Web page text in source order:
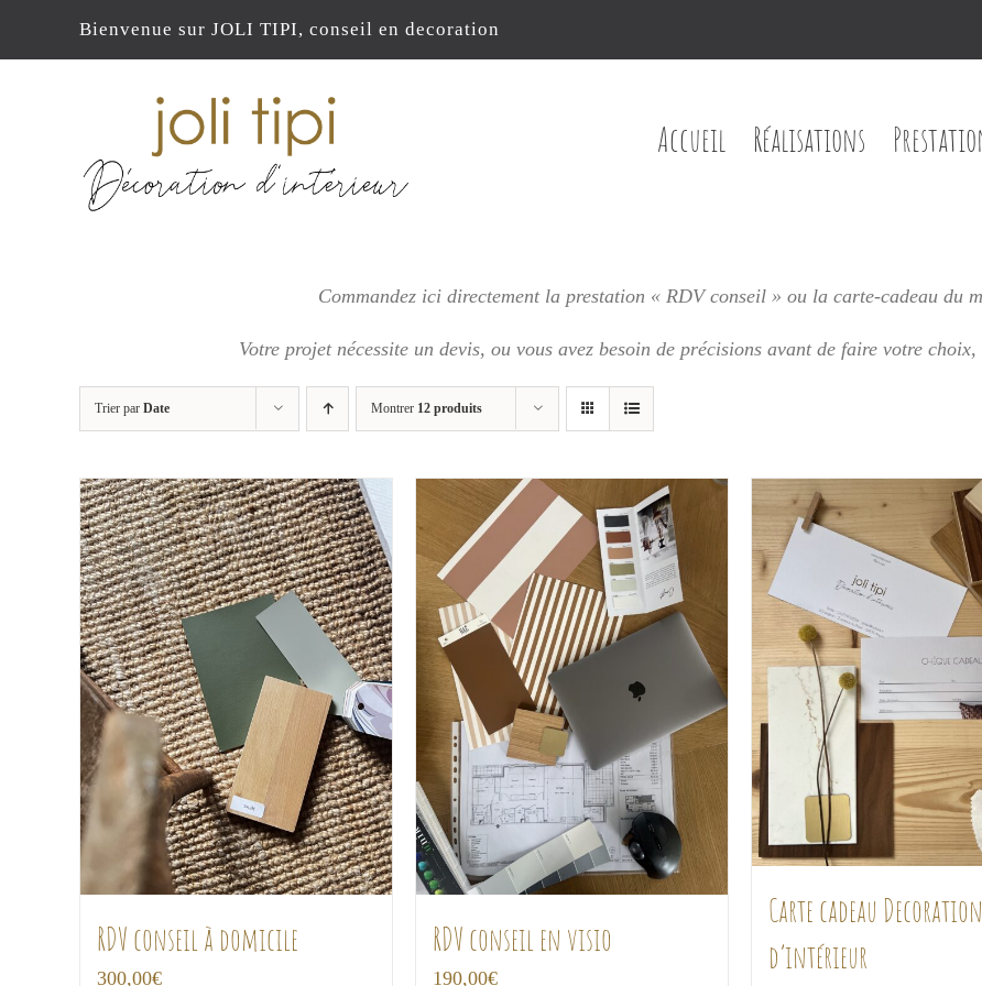
Bienvenue sur JOLI TIPI, conseil en decoration
Accueil Réalisations
Commandez ici directement la prestation « RDV conseil » ou la carte-cadeau du
Votre projet nécessite un devis, ou vousavez besoin de précisions avant de faire votre choix,
Trier par Date Montrer 12 produits
RDV conseil à domicile
300,00€
RDV conseil en visio
190,00€
Carte cadeau Decoration
d’intérieur